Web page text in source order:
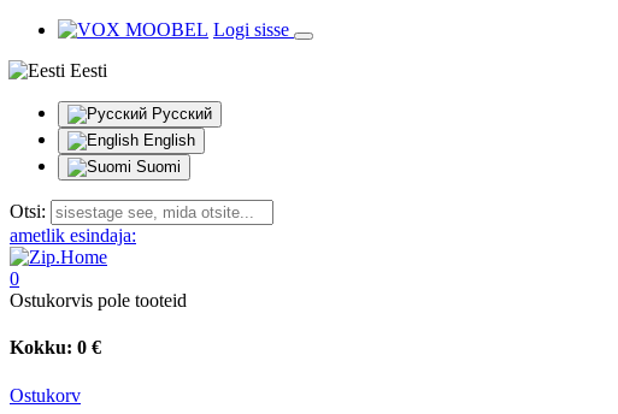
Logi sisse
Eesti
Русский
English
Suomi
Otsi:
ametlik esindaja:
0
Ostukorvis pole tooteid
Kokku: 0 €
Ostukorv